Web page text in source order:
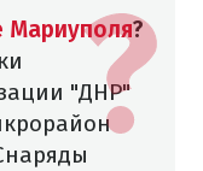
Мариуполя?
"ДНР"